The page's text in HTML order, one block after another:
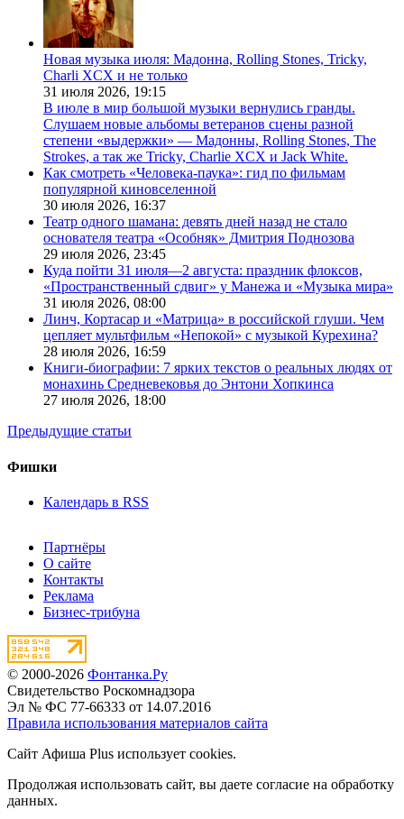
Новая музыка июля: Мадонна, Rolling Stones, Tricky,
Charli XCX и не только
31 июля 2026, 19:15
В июле в мир большой музыки вернулись гранды.
Слушаем новые альбомы ветеранов сцены разной
степени «выдержки» — Мадонны, Rolling Stones, The
Strokes, а так же Tricky, Charlie XCX и Jack White.
Как смотреть «Человека-паука»: гид по фильмам
популярной киновселенной
30 июля 2026, 16:37
Театр одного шамана: девять дней назад не стало
основателя театра «Особняк» Дмитрия Поднозова
29 июля 2026, 23:45
Куда пойти 31 июля—2 августа: праздник флоксов,
«Пространственный сдвиг» у Манежа и «Музыка мира»
31 июля 2026, 08:00
Линч, Кортасар и «Матрица» в российской глуши. Чем
цепляет мультфильм «Непокой» с музыкой Курехина?
28 июля 2026, 16:59
Книги-биографии: 7 ярких текстов о реальных людях от
монахинь Средневековья до Энтони Хопкинса
27 июля 2026, 18:00
Предыдущие статьи
Фишки
Календарь в RSS
Партнёры
О сайте
Контакты
Реклама
Бизнес-трибуна
© 2000-2026 Фонтанка.Ру
Свидетельство Роскомнадзора
Эл № ФС 77-66333 от 14.07.2016
Правила использования материалов сайта
Сайт Афиша Plus использует cookies.
Продолжая использовать сайт, вы даете согласие на обработку
данных.